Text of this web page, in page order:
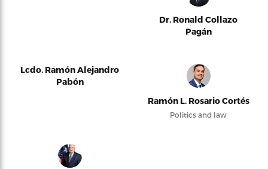
Dr. Ronald Collazo
Pagán
Lcdo. Ramón Alejandro
Pabón
Ramón L. Rosario Cortés
Politics and law